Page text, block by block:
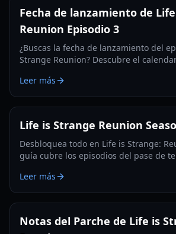
Fecha de lanzamiento de
Reunion Episodio 3
¿Buscas la fecha de lanzamiento del
Strange Reunion? Descubre el
regreso de Max y Chloe en 2026.
Leer más
Life is Strange Reunion
Desbloquea todo en Life is Strange:
guía cubre los episodios del pase de
Leer más
Notas del Parche de Life is